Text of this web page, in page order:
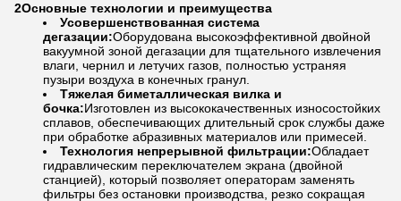
2Основные технологии и преимущества
Усовершенствованная система
дегазации:Оборудована высокоэффективной двойной
вакуумной зоной дегазации для тщательного извлечения
влаги, чернил и летучих газов, полностью устраняя
пузыри воздуха в конечных гранул.
Тяжелая биметаллическая вилка и
бочка:Изготовлен из высококачественных износостойких
сплавов, обеспечивающих длительный срок службы даже
при обработке абразивных материалов или примесей.
Технология непрерывной фильтрации:Обладает
гидравлическим переключателем экрана (двойной
станцией), который позволяет операторам заменять
фильтры без остановки производства, резко сокращая